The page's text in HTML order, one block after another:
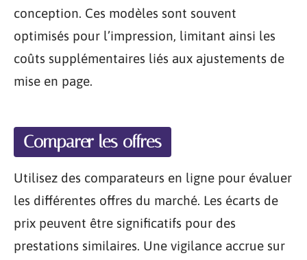
conception. Ces modèles sont souvent
optimisés pour l’impression, limitant ainsi les
coûts supplémentaires liés aux ajustements de
mise en page.
Comparer les offres
Utilisez des comparateurs en ligne pour évaluer
les différentes offres du marché. Les écarts de
prix peuvent être significatifs pour des
prestations similaires. Une vigilance accrue sur